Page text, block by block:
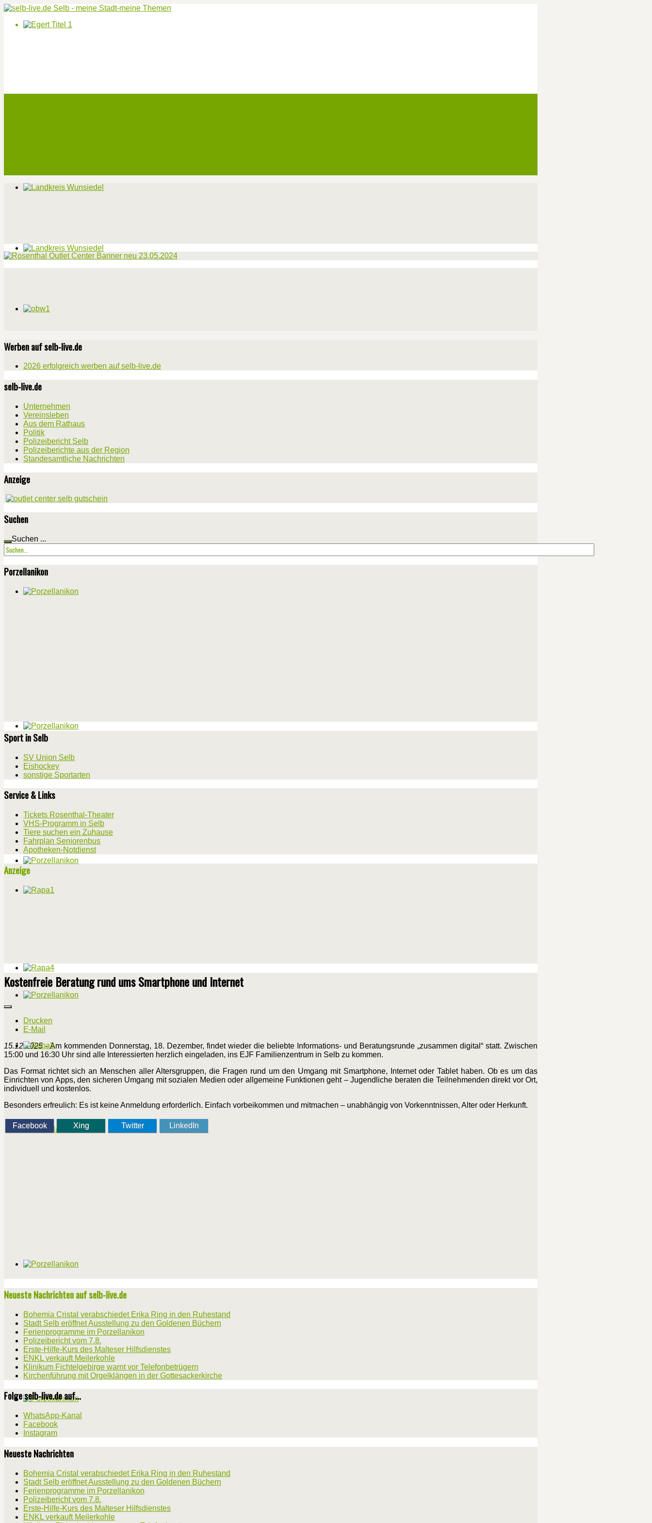
Werben auf selb-live.de
2026 erfolgreich werben auf selb-live.de
selb-live.de
Unternehmen
Vereinsleben
Aus dem Rathaus
Politik
Polizeibericht Selb
Polizeiberichte aus der Region
Standesamtliche Nachrichten
Anzeige
Suchen
Suchen ...
Porzellanikon
Sport in Selb
SV Union Selb
Eishockey
sonstige Sportarten
Service & Links
Tickets Rosenthal-Theater
VHS-Programm in Selb
Tiere suchen ein Zuhause
Fahrplan Seniorenbus
Apotheken-Notdienst
Anzeige
Kostenfreie Beratung rund ums Smartphone und Internet
Drucken
E-Mail
15.12.2025 -Am kommenden Donnerstag, 18. Dezember, findet wieder die beliebte Informations- und Beratungsrunde „zusammen digital“ statt. Zwischen
15:00 und 16:30 Uhr sind alle Interessierten herzlich eingeladen, ins EJF Familienzentrum in Selb zu kommen.
Das Format richtet sich an Menschen aller Altersgruppen, die Fragen rund um den Umgang mit Smartphone, Internet oder Tablet haben. Ob es um das
Einrichten von Apps, den sicheren Umgang mit sozialen Medien oder allgemeine Funktionen geht – Jugendliche beraten die Teilnehmenden direkt vor Ort,
individuell und kostenlos.
Besonders erfreulich: Es ist keine Anmeldung erforderlich. Einfach vorbeikommen und mitmachen – unabhängig von Vorkenntnissen, Alter oder Herkunft.
Facebook Xing Twitter LinkedIn
Neueste Nachrichten auf selb-live.de
Bohemia Cristal verabschiedet Erika Ring in den Ruhestand
Stadt Selb eröffnet Ausstellung zu den Goldenen Büchern
Ferienprogramme im Porzellanikon
Polizeibericht vom 7.8.
Erste-Hilfe-Kurs des Malteser Hilfsdienstes
ENKL verkauft Meilerkohle
Klinikum Fichtelgebirge warnt vor Telefonbetrügern
Kirchenführung mit Orgelklängen in der Gottesackerkirche
Folge selb-live.de auf...
WhatsApp-Kanal
Facebook
Instagram
Neueste Nachrichten
Bohemia Cristal verabschiedet Erika Ring in den Ruhestand
Stadt Selb eröffnet Ausstellung zu den Goldenen Büchern
Ferienprogramme im Porzellanikon
Polizeibericht vom 7.8.
Erste-Hilfe-Kurs des Malteser Hilfsdienstes
ENKL verkauft Meilerkohle